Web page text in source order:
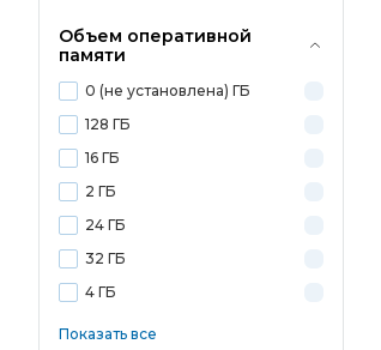
Объем оперативной
памяти
0 (не установлена) ГБ
128 ГБ
16 ГБ
2 ГБ
24 ГБ
32 ГБ
4 ГБ
Показать все